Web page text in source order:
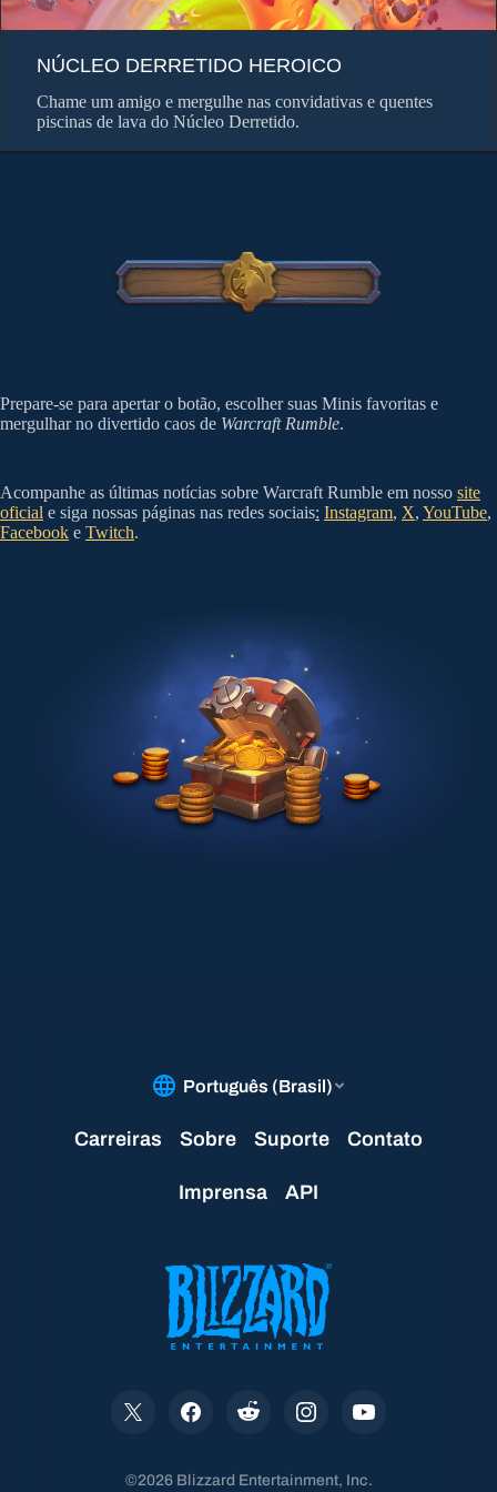
NÚCLEO DERRETIDO HEROICO
Chame um amigo e mergulhe nas convidativas e quentes
piscinas de lava do Núcleo Derretido.
Prepare-se para apertar o botão, escolher suas Minis favoritas e
mergulhar no divertido caos de Warcraft Rumble.
Acompanhe as últimas notícias sobre Warcraft Rumble em nosso site
oficial e siga nossas páginas nas redes sociais: Instagram, X, YouTube,
Facebook e Twitch.